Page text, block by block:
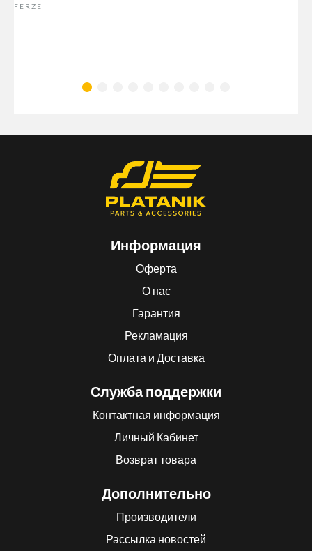
FERZE
Информация
Оферта
О нас
Гарантия
Рекламация
Оплата и Доставка
Служба поддержки
Контактная информация
Личный Кабинет
Возврат товара
Дополнительно
Производители
Рассылка новостей